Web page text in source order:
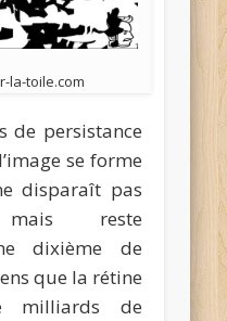
la-toile.com
de persistance
se forme
disparaît pas
mais reste
dixième de
que la rétine
milliards de